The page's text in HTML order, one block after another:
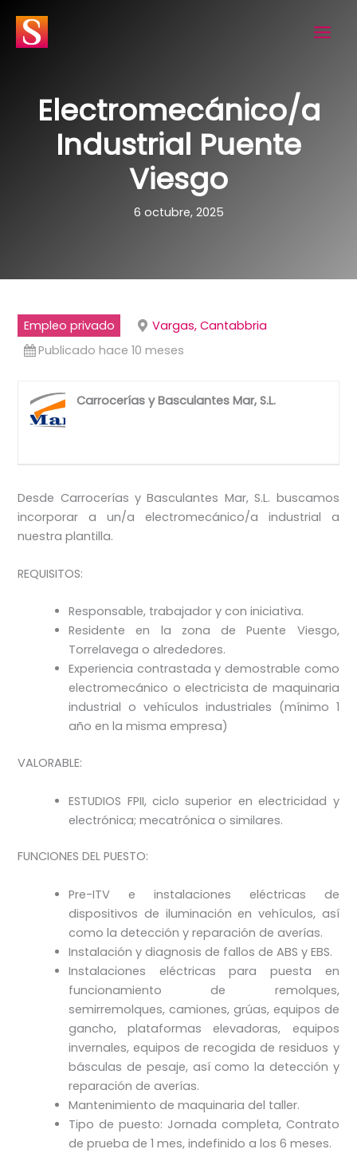
contenido
Electromecánico/a
Industrial Puente
Viesgo
6 octubre, 2025
Empleo privado
Vargas, Cantabbria
Publicado hace 10 meses
Carrocerías y Basculantes Mar, S.L.
Desde Carrocerías y Basculantes Mar, S.L. buscamos
incorporar a un/a electromecánico/a industrial a
nuestra plantilla.
REQUISITOS:
Responsable, trabajador y con iniciativa.
Residente en la zona de Puente Viesgo,
Torrelavega o alrededores.
Experiencia contrastada y demostrable como
electromecánico o electricista de maquinaria
industrial o vehículos industriales (mínimo 1
año en la misma empresa)
VALORABLE:
ESTUDIOS FPII, ciclo superior en electricidad y
electrónica; mecatrónica o similares.
FUNCIONES DEL PUESTO:
Pre-ITV e instalaciones eléctricas de
dispositivos de iluminación en vehículos, así
como la detección y reparación de averías.
Instalación y diagnosis de fallos de ABS y EBS.
Instalaciones eléctricas para puesta en
funcionamiento de remolques,
semirremolques, camiones, grúas, equipos de
gancho, plataformas elevadoras, equipos
invernales, equipos de recogida de residuos y
básculas de pesaje, así como la detección y
reparación de averías.
Mantenimiento de maquinaria del taller.
Tipo de puesto: Jornada completa, Contrato
de prueba de 1 mes, indefinido a los 6 meses.